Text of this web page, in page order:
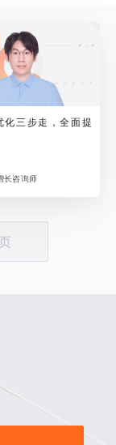
化三步走，全面提
长咨询师